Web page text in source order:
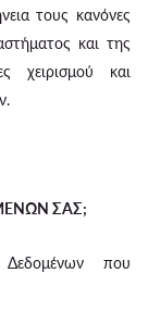
τους κανόνες
και της
χειρισμού και
ΣΑΣ;
που